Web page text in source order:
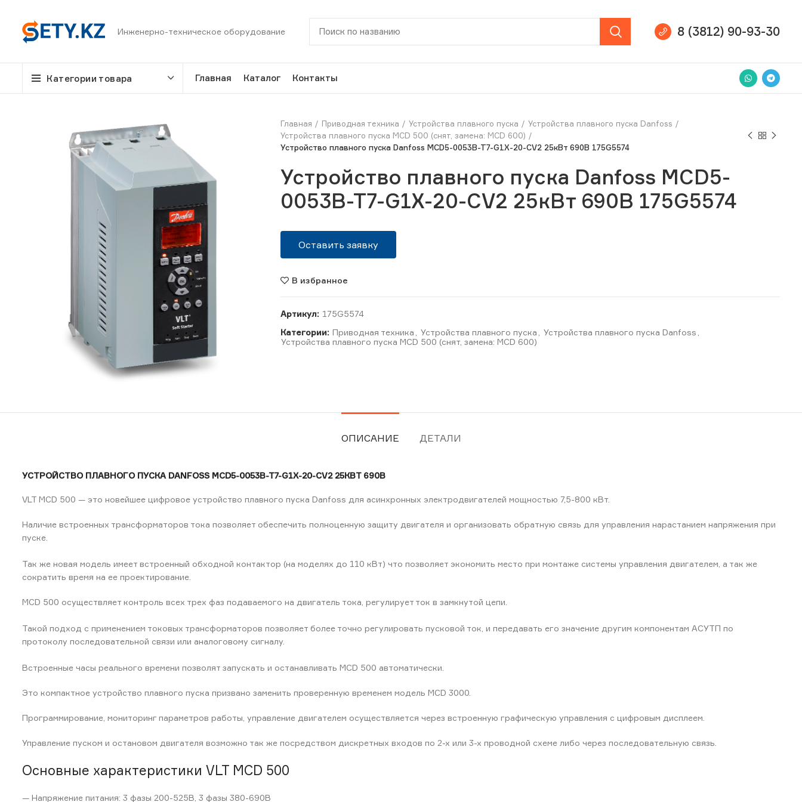
Инженерно-техническое оборудование 8 (3812) 90-93-30
Категории товара Главная Каталог Контакты
Главная Приводная техника Устройства плавного пуска
Устройства плавного пуска Danfoss
Устройства плавного пуска MCD 500 (снят, замена: MCD 600)
Устройство плавного пуска Danfoss MCD5-0053B-T7-G1X-20-CV2 25кВт 690В 175G5574
Устройство плавного пуска Danfoss MCD5-
0053B-T7-G1X-20-CV2 25кВт 690В 175G5574
Оставить заявку
В избранное
Артикул: 175G5574
Категории: Приводная техника Устройства плавного пуска Устройства плавного пуска Danfoss
Устройства плавного пуска MCD 500 (снят, замена: MCD 600)
ОПИСАНИЕ ДЕТАЛИ
УСТРОЙСТВО ПЛАВНОГО ПУСКА DANFOSS MCD5-0053B-T7-G1X-20-CV2 25КВТ 690В
VLT MCD 500 — это новейшее цифровое устройство плавного пуска Danfoss для асинхронных электродвигателей мощностью 7,5-800 кВт.
Наличие встроенных трансформаторов тока позволяет обеспечить полноценную защиту двигателя и организовать обратную связь для управления нарастанием напряжения при
пуске.
Так же новая модель имеет встроенный обходной контактор (на моделях до 110 кВт) что позволяет экономить место при монтаже системы управления двигателем, а так же
сократить время на ее проектирование.
MCD 500 осуществляет контроль всех трех фаз подаваемого на двигатель тока, регулирует ток в замкнутой цепи.
Такой подход с применением токовых трансформаторов позволяет более точно регулировать пусковой ток, и передавать его значение другим компонентам АСУТП по
протоколу последовательной связи или аналоговому сигналу.
Встроенные часы реального времени позволят запускать и останавливать MCD 500 автоматически.
Это компактное устройство плавного пуска призвано заменить проверенную временем модель MCD 3000.
Программирование, мониторинг параметров работы, управление двигателем осуществляется через встроенную графическую управления с цифровым дисплеем.
Управление пуском и остановом двигателя возможно так же посредством дискретных входов по 2-х или 3-х проводной схеме либо через последовательную связь.
Основные характеристики VLT MCD 500
— Напряжение питания: 3 фазы 200-525В, 3 фазы 380-690В